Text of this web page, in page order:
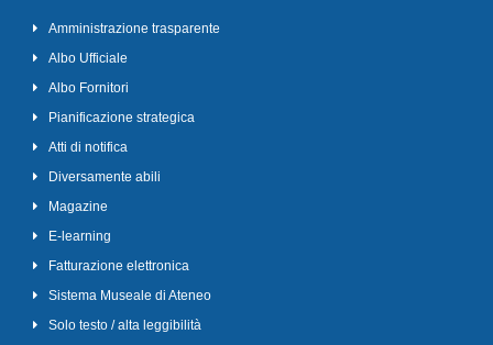
Amministrazione trasparente
Albo Ufficiale
Albo Fornitori
Pianificazione strategica
Atti di notifica
Diversamente abili
Magazine
E-learning
Fatturazione elettronica
Sistema Museale di Ateneo
Solo testo / alta leggibilità